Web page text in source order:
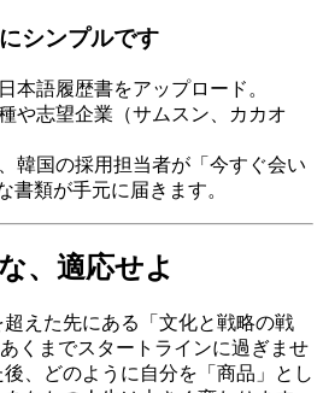
シンプルです
本語履歴書をアップロード。
や志望企業（サムスン、カカオ
韓国の採用担当者が「今すぐ会い
書類が手元に届きます。
、適応せよ
えた先にある「文化と戦略の戦
くまでスタートラインに過ぎませ
、どのように自分を「商品」とし